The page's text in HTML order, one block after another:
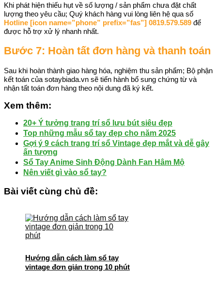
Khi phát hiện thiếu hụt về số lượng / sản phẩm chưa đặt chất
lượng theo yêu cầu; Quý khách hàng vui lòng liên hệ qua số
Hotline [icon name=”phone” prefix=”fas”] 0819.579.589 để
được hỗ trợ xử lý nhanh nhất.
Bước 7: Hoàn tất đơn hàng và thanh toán
Sau khi hoàn thành giao hàng hóa, nghiệm thu sản phẩm; Bộ phận
kết toán của sotaybiada.vn sẽ tiến hành bổ sung chứng từ và
nhận tất toán đơn hàng theo nội dung đã ký kết.
Xem thêm:
20+ Ý tưởng trang trí sổ lưu bút siêu đẹp
Top những mẫu sổ tay đẹp cho năm 2025
Gợi ý 9 cách trang trí sổ Vintage đẹp mắt và dễ gây
ấn tượng
Sổ Tay Anime Sinh Động Dành Fan Hâm Mộ
Nên viết gì vào sổ tay?
Bài viết cùng chủ đề:
Hướng dẫn cách làm sổ tay
vintage đơn giản trong 10 phút